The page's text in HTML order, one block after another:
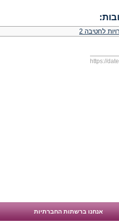
לחטיבה 2
https://
אנחנו ברשתות החברתיות